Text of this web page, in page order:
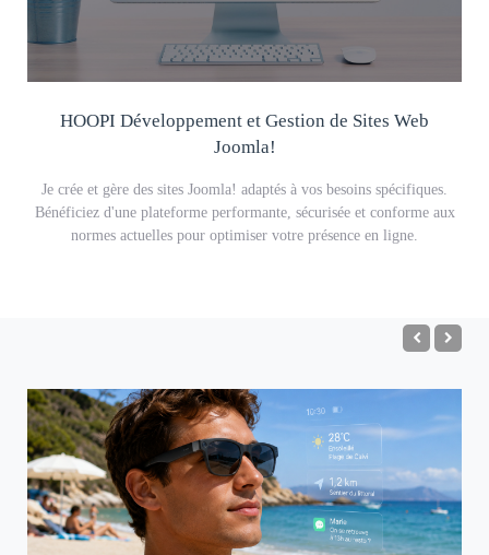
HOOPI Développement et Gestion de Sites Web
Joomla!
Je crée et gère des sites Joomla! adaptés à vos besoins spécifiques.
Bénéficiez d'une plateforme performante, sécurisée et conforme aux
normes actuelles pour optimiser votre présence en ligne.